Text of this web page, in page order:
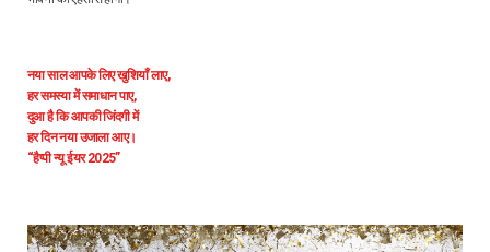
नया साल आपके लिए खुशियाँ लाए,
हर समस्या में समाधान पाए,
दुआ है कि आपकी जिंदगी में
हर दिन नया उजाला आए।
“हैप्पी न्यू ईयर 2025”